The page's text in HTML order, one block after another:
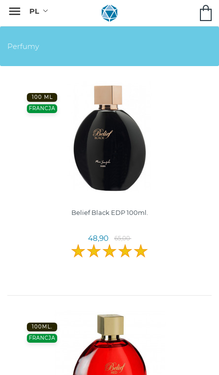

Perfumy
100 ML
FRANCJA
Belief Black EDP 100ml.
48,90 65,00
100ML.
FRANCJA